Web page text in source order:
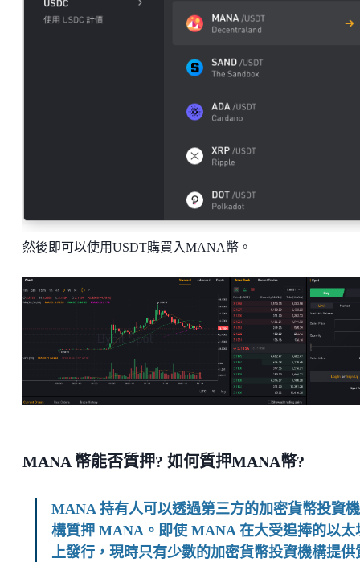
然後即可以使用USDT購買入MANA幣。
MANA 幣能否質押? 如何質押MANA幣?
MANA 持有人可以透過第三方的加密貨幣投資機
構質押 MANA。即使 MANA 在大受追捧的以太
上發行，現時只有少數的加密貨幣投資機構提供